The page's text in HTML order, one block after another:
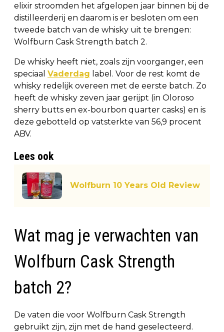
elixir stroomden het afgelopen jaar binnen bij de
distilleerderij en daarom is er besloten om een
tweede batch van de whisky uit te brengen:
Wolfburn Cask Strength batch 2.
De whisky heeft niet, zoals zijn voorganger, een
speciaal Vaderdag label. Voor de rest komt de
whisky redelijk overeen met de eerste batch. Zo
heeft de whisky zeven jaar gerijpt (in Oloroso
sherry butts en ex-bourbon quarter casks) en is
deze gebotteld op vatsterkte van 56,9 procent
ABV.
Lees ook
Wolfburn 10 Years Old Review
Wat mag je verwachten van
Wolfburn Cask Strength
batch 2?
De vaten die voor Wolfburn Cask Strength
gebruikt zijn, zijn met de hand geselecteerd.